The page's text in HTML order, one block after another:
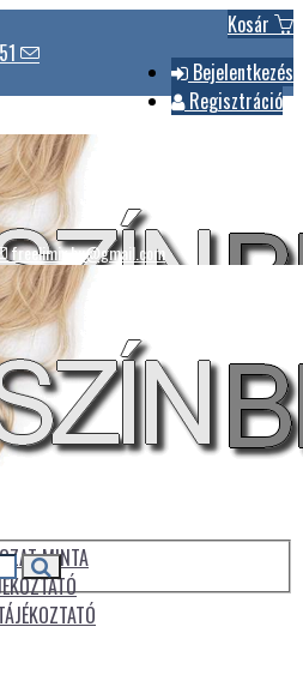
Kosár
Bejelentkezés
Regisztráció
MINTA
freelimix.hu@gmail.com